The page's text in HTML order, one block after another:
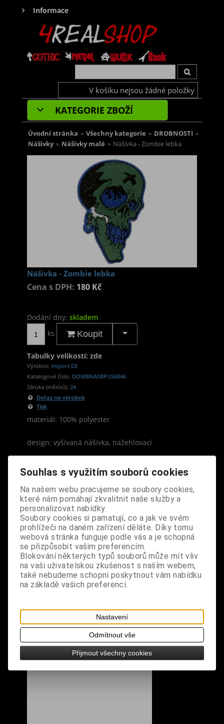
Informace
V košíku nejsou žádné položky
KATEGORIE ZBOŽÍ
Úvodní stránka » Všechny kategorie » DROBNOSTI »
Nášivky » Nášivky malé » Nášivka - Zombie lebka
Nášivka - Zombie lebka
Cena s DPH: 180 Kč
Dodání dny: skladem
ks
Koupit
Tabulky velikostí: zde
Výrobce: import DE
Katalogové číslo: DOMBNASBPUS6846
Záruka (měsíců): 24
Dotaz na výrobek
Tisk
materiál: 100% polyester
design: vyšívaná nášivka, nažehlovací
S výrobkem se také prodává
Souhlas s využitím souborů cookies
Na našem webu pracujeme se soubory cookies,
které nám pomáhají zkvalitnit naše služby a
personalizovat nabídky.
Soubory cookies si pamatují, co a jak ve svém
prohlížeči na daném zařízení děláte. Díky tomu
webová stránka funguje podle vás a je schopná
se přizpůsobit vašim preferencím.
Blokování některých typů souborů může mít vliv
na vaši uživatelskou zkušenost s naším webem,
také nebudeme schopni poskytnout vám nabídku
na základě vašich preferencí.
Nastavení
Odmítnout vše
Přijmout všechny cookies